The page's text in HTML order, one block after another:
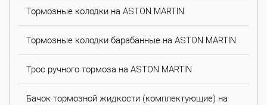
Тормозные колодки на ASTON MARTIN
Тормозные колодки барабанные на ASTON MARTIN
Трос ручного тормоза на ASTON MARTIN
Бачок тормозной жидкости (комплектующие) на